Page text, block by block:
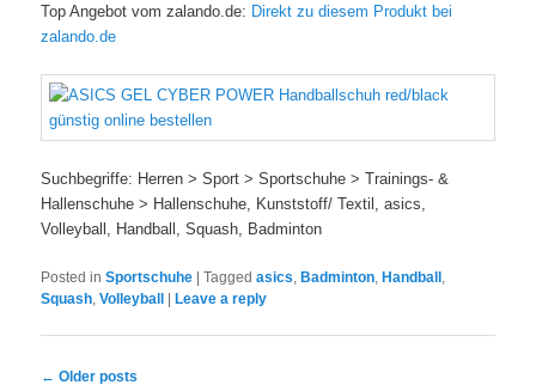
Top Angebot vom zalando.de: Direkt zu diesem Produkt bei
zalando.de
Suchbegriffe: Herren > Sport > Sportschuhe > Trainings- &
Hallenschuhe > Hallenschuhe, Kunststoff/ Textil, asics,
Volleyball, Handball, Squash, Badminton
Posted in Sportschuhe |Tagged asics, Badminton, Handball ,
Squash,Volleyball Leave a reply
Post navigation
← Older posts